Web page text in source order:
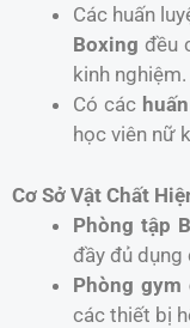
Các huấn
Boxing đều
kinh nghiệm.
Có các
học viên nữ
Cơ Sở Vật Chất
Phòng tập
đầy đủ dụng
Phòng gym
các thiết bị